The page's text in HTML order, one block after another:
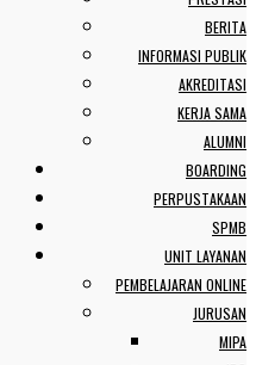
BERITA
INFORMASI PUBLIK
AKREDITASI
KERJA SAMA
ALUMNI
BOARDING
PERPUSTAKAAN
SPMB
UNIT LAYANAN
PEMBELAJARAN ONLINE
JURUSAN
MIPA